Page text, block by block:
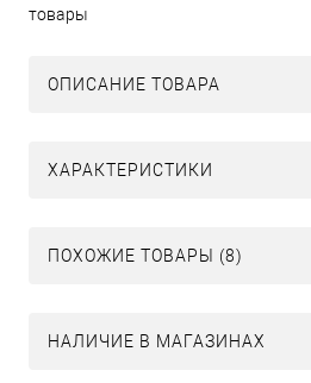
товары
ОПИСАНИЕ ТОВАРА
ХАРАКТЕРИСТИКИ
ПОХОЖИЕ ТОВАРЫ (8)
НАЛИЧИЕ В МАГАЗИНАХ